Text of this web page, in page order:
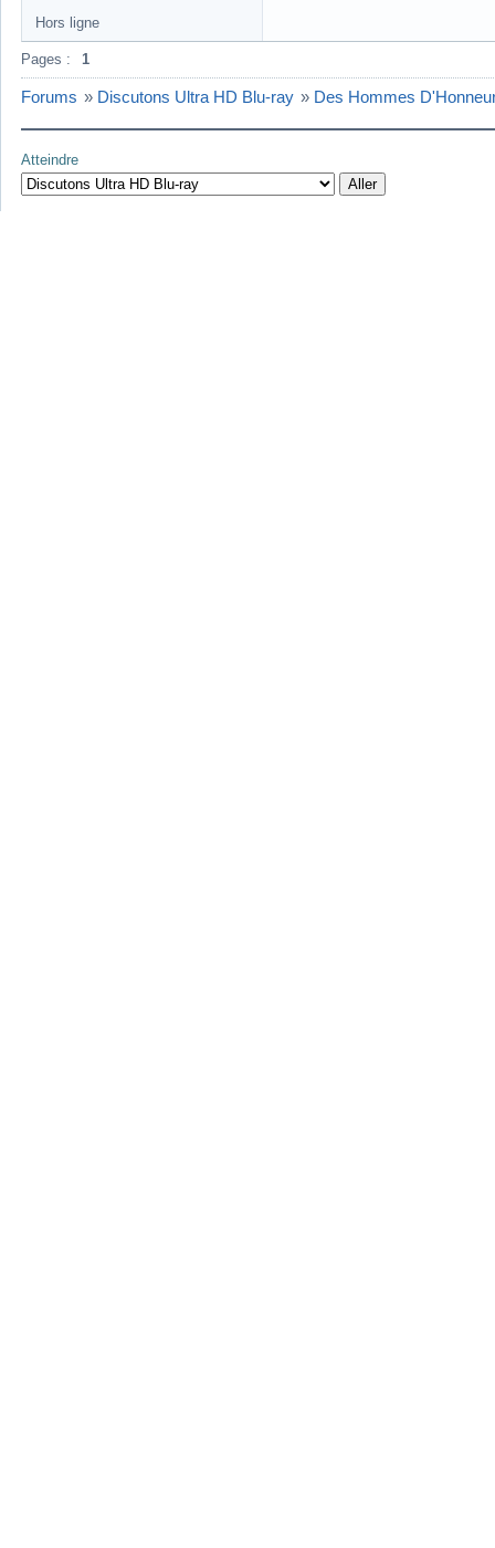
Hors ligne
Pages : 1
Forums » Discutons Ultra HD Blu-ray » Des Hommes
Atteindre